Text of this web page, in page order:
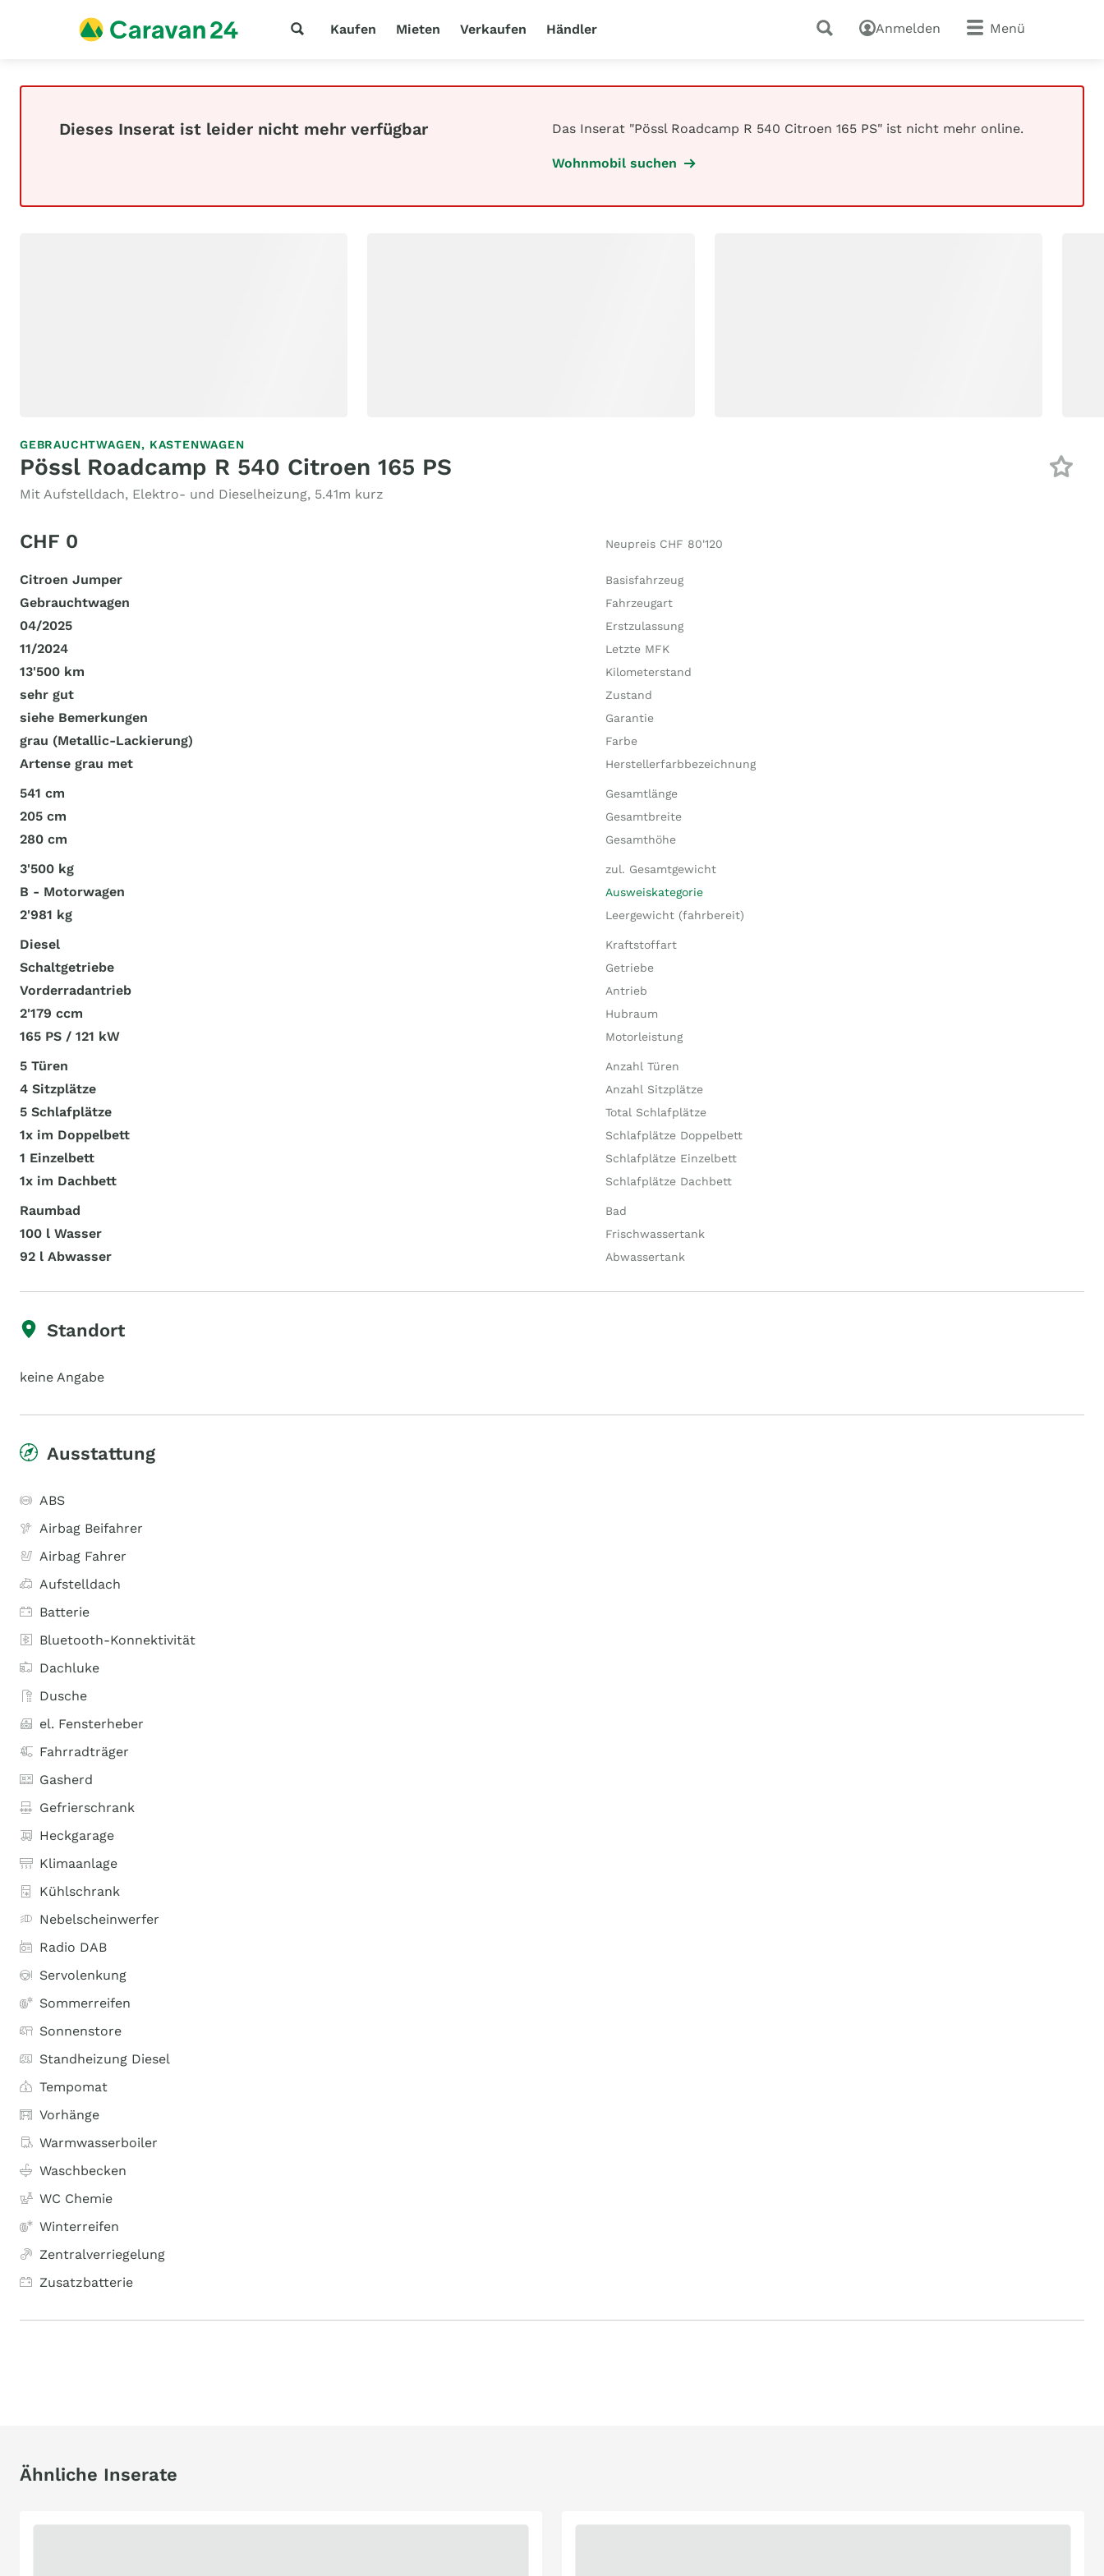
Kaufen Mieten Verkaufen Händler Anmelden Menü
Dieses Inserat ist leider nicht mehr verfügbar Das Inserat "Pössl Roadcamp R 540 Citroen 165 PS" ist nicht mehr online.
Wohnmobil suchen
GEBRAUCHTWAGEN, KASTENWAGEN
Pössl Roadcamp R 540 Citroen 165 PS
Mit Aufstelldach, Elektro- und Dieselheizung, 5.41m kurz
CHF 0 Neupreis CHF 80'120
Citroen Jumper Basisfahrzeug
Gebrauchtwagen Fahrzeugart
04/2025 Erstzulassung
11/2024 Letzte MFK
13'500 km Kilometerstand
sehr gut Zustand
siehe Bemerkungen Garantie
grau (Metallic-Lackierung) Farbe
Artense grau met Herstellerfarbbezeichnung
541 cm Gesamtlänge
205 cm Gesamtbreite
280 cm Gesamthöhe
3'500 kg zul. Gesamtgewicht
B - Motorwagen Ausweiskategorie
2'981 kg Leergewicht (fahrbereit)
Diesel Kraftstoffart
Schaltgetriebe Getriebe
Vorderradantrieb Antrieb
2'179 ccm Hubraum
165 PS / 121 kW Motorleistung
5 Türen Anzahl Türen
4 Sitzplätze Anzahl Sitzplätze
5 Schlafplätze Total Schlafplätze
1x im Doppelbett Schlafplätze Doppelbett
1 Einzelbett Schlafplätze Einzelbett
1x im Dachbett Schlafplätze Dachbett
Raumbad Bad
100 l Wasser Frischwassertank
92 l Abwasser Abwassertank
Standort
keine Angabe
Ausstattung
ABS
Airbag Beifahrer
Airbag Fahrer
Aufstelldach
Batterie
Bluetooth-Konnektivität
Dachluke
Dusche
el. Fensterheber
Fahrradträger
Gasherd
Gefrierschrank
Heckgarage
Klimaanlage
Kühlschrank
Nebelscheinwerfer
Radio DAB
Servolenkung
Sommerreifen
Sonnenstore
Standheizung Diesel
Tempomat
Vorhänge
Warmwasserboiler
Waschbecken
WC Chemie
Winterreifen
Zentralverriegelung
Zusatzbatterie
Ähnliche Inserate